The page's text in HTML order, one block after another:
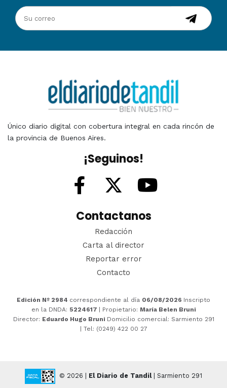
Único diario digital con cobertura integral en cada rincón de
la provincia de Buenos Aires.
¡Seguinos!
Contactanos
Redacción
Carta al director
Reportar error
Contacto
Edición Nº 2984 correspondiente al día 06/08/2026 Inscripto
en la DNDA: 5224617 | Propietario: María Belen Bruni
Director: Eduardo Hugo Bruni Domicilio comercial: Sarmiento 291
| Tel: (0249) 422 00 27
© 2026 | El Diario de Tandil| Sarmiento 291